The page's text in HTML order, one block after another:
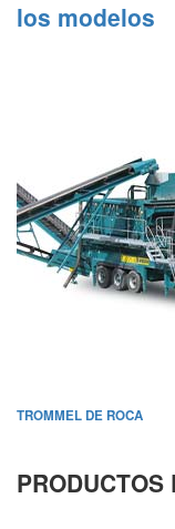
los modelos
TROMMEL DE ROCA
PRODUCTOS